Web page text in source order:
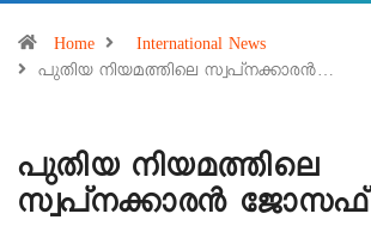
Home
International News
പുതിയ നിയമത്തിലെ സ്വപ്നക്കാരന്‍…
പുതിയ നിയമത്തിലെ
സ്വപ്നക്കാരന്‍ ജോസഫ്